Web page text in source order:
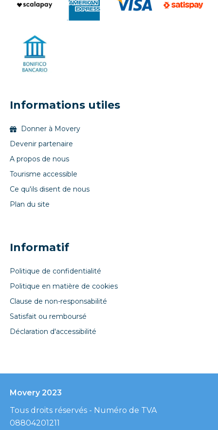
Informations utiles
Donner à Movery
Devenir partenaire
A propos de nous
Tourisme accessible
Ce qu'ils disent de nous
Plan du site
Informatif
Politique de confidentialité
Politique en matière de cookies
Clause de non-responsabilité
Satisfait ou remboursé
Déclaration d'accessibilité
Movery 2023
Tous droits réservés - Numéro de TVA
08804201211